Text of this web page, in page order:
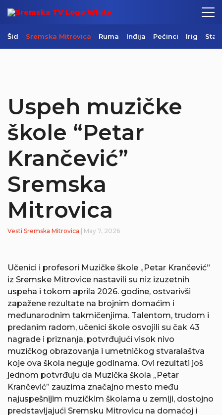
Šid Sremska Mitrovica Ruma Inđija Pećinci Irig
Uspeh muzičke
škole “Petar
Krančević”
Sremska
Mitrovica
Vesti Sremska Mitrovica | May 7, 2026
Učenici i profesori Muzičke škole „Petar Krančević”
iz Sremske Mitrovice nastavili su niz izuzetnih
uspeha i tokom aprila 2026. godine, ostvarivši
zapažene rezultate na brojnim domaćim i
međunarodnim takmičenjima. Talentom, trudom i
predanim radom, učenici škole osvojili su čak 43
nagrade i priznanja, potvrđujući visok nivo
muzičkog obrazovanja i umetničkog stvaralaštva
koje ova škola neguje godinama. Ovi rezultati još
jednom potvrđuju da Muzička škola „Petar
Krančević” zauzima značajno mesto među
najuspešnijim muzičkim školama u zemlji, dostojno
predstavljajući Sremsku Mitrovicu na domaćoj i